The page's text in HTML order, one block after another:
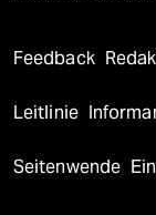
Feedback
Leitlinie
Seitenwende